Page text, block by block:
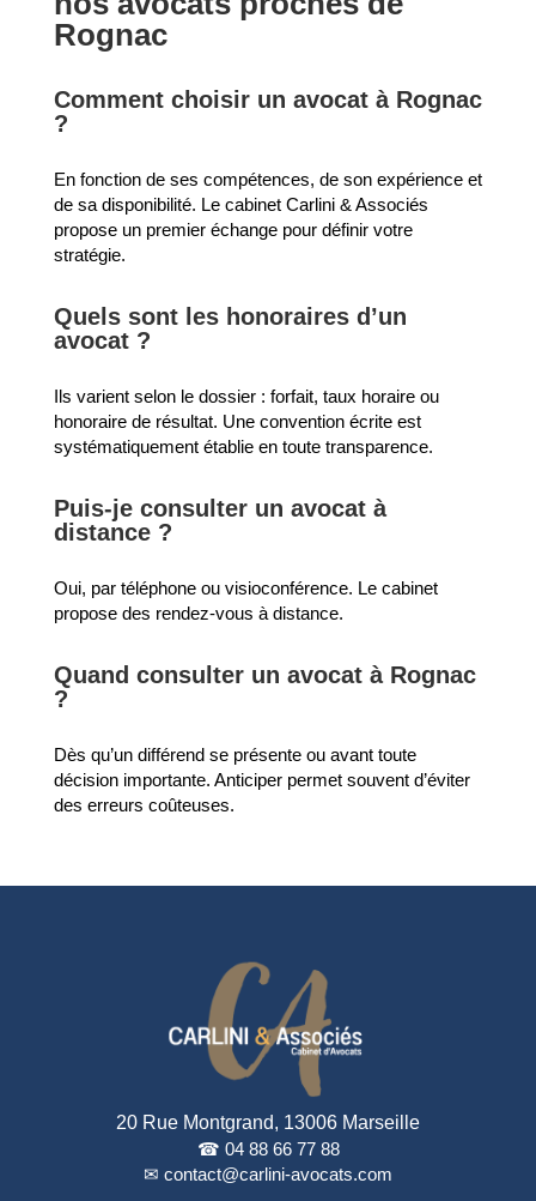
Rognac
Comment choisir un avocat à Rognac
?
En fonction de ses compétences, de son expérience et
de sa disponibilité. Le cabinet Carlini & Associés
propose un premier échange pour définir votre
stratégie.
Quels sont les honoraires d’un
avocat ?
Ils varient selon le dossier : forfait, taux horaire ou
honoraire de résultat. Une convention écrite est
systématiquement établie en toute transparence.
Puis-je consulter un avocat à
distance ?
Oui, par téléphone ou visioconférence. Le cabinet
propose des rendez-vous à distance.
Quand consulter un avocat à Rognac
?
Dès qu’un différend se présente ou avant toute
décision importante. Anticiper permet souvent d’éviter
des erreurs coûteuses.
20 Rue Montgrand, 13006 Marseille
☎ 04 88 66 77 88
✉ contact@carlini-avocats.com